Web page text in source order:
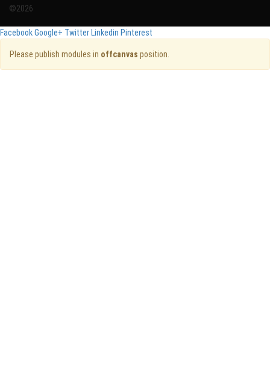
©2026
FacebookGoogle+ Twitter Linkedin Pinterest
Please publish modules in offcanvas position.